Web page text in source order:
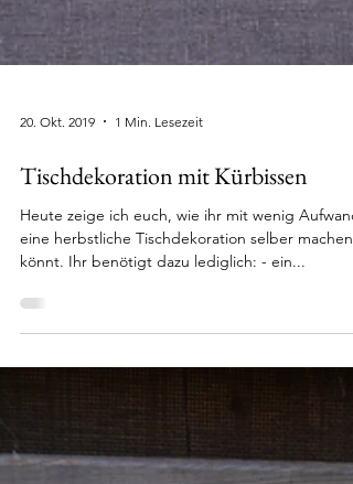
20. Okt. 2019 1 Min. Lesezeit
Tischdekoration mit Kürbissen
Heute zeige ich euch, wie ihr mit wenig Aufwand